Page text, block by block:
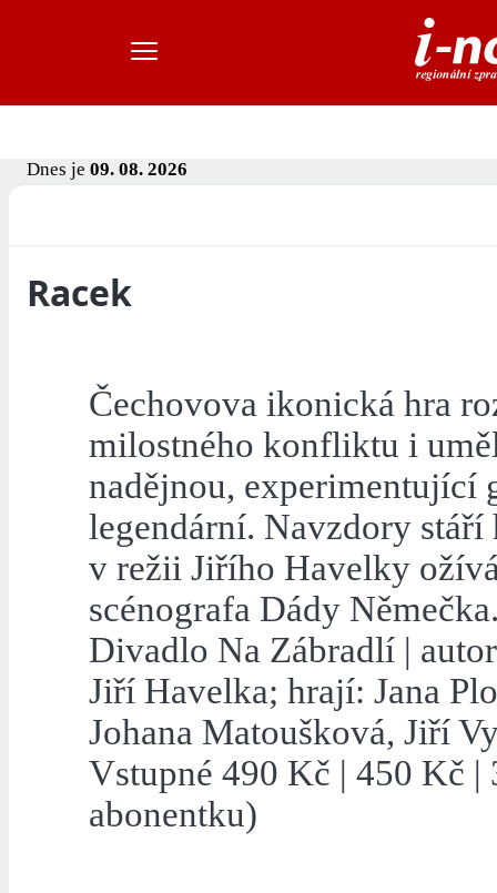
Dnes je 09. 08. 2026
Racek
Čechovova ikonická hra
milostného konfliktu i
nadějnou, experimentující
legendární. Navzdory
v režii Jiřího Havelky
scénografa Dády
Divadlo Na Zábradlí |
Jiří Havelka; hrají: Jana
Johana Matoušková, Jiří
Vstupné 490 Kč | 450 Kč
abonentku)